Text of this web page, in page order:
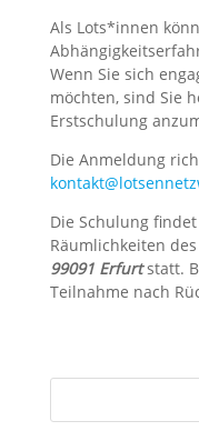
Als Lots*innen
Wenn Sie sich
möchten, sind Sie
Erstschulung
Die Anmeldung
Die Schulung
Räumlichkeiten
99091 Erfurtstatt.
Teilnahme nach